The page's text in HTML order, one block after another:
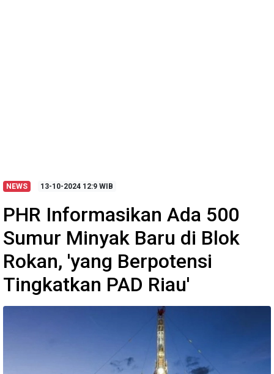
NEWS 13-10-2024 12:9 WIB
PHR Informasikan Ada 500
Sumur Minyak Baru di Blok
Rokan, 'yang Berpotensi
Tingkatkan PAD Riau'